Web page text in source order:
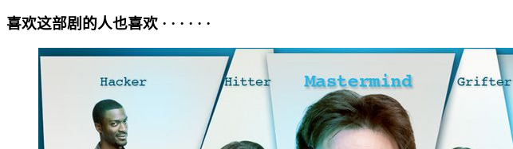
喜欢这部剧的人也喜欢 · · · · · ·